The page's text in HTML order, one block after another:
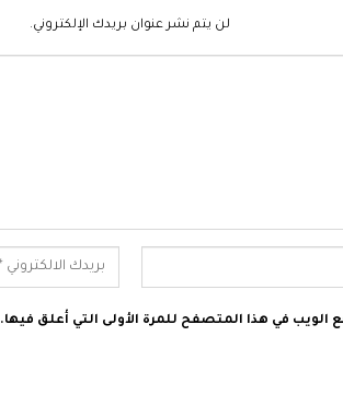
لن يتم نشر عنوان بريدك الإلكتروني.
الويب في هذا المتصفح للمرة الأولى التي أعلق فيها.